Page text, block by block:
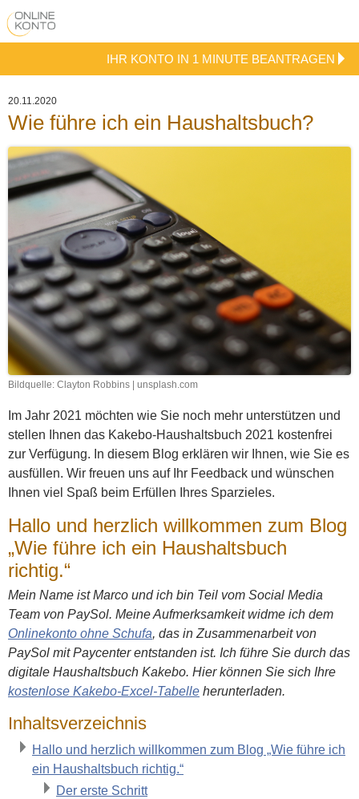
IHR KONTO IN 1 MINUTE BEANTRAGEN
20.11.2020
Wie führe ich ein Haushaltsbuch?
Bildquelle: Clayton Robbins | unsplash.com
Im Jahr 2021 möchten wie Sie noch mehr unterstützen und
stellen Ihnen das Kakebo-Haushaltsbuch 2021 kostenfrei
zur Verfügung. In diesem Blog erklären wir Ihnen, wie Sie es
ausfüllen. Wir freuen uns auf Ihr Feedback und wünschen
Ihnen viel Spaß beim Erfüllen Ihres Sparzieles.
Hallo und herzlich willkommen zum Blog
„Wie führe ich ein Haushaltsbuch
richtig.“
Mein Name ist Marco und ich bin Teil vom Social Media
Team von PaySol. Meine Aufmerksamkeit widme ich dem
Onlinekonto ohne Schufa, das in Zusammenarbeit von
PaySol mit Paycenter entstanden ist. Ich führe Sie durch das
digitale Haushaltsbuch Kakebo. Hier können Sie sich Ihre
kostenlose Kakebo-Excel-Tabelle herunterladen.
Inhaltsverzeichnis
Hallo und herzlich willkommen zum Blog „Wie führe ich
ein Haushaltsbuch richtig.“
Der erste Schritt